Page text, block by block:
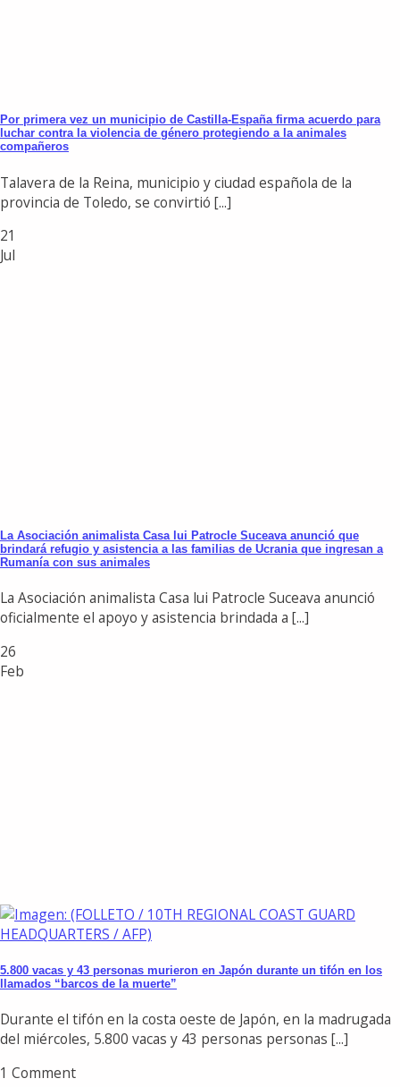
Por primera vez un municipio de Castilla-España firma acuerdo para
luchar contra la violencia de género protegiendo a la animales
compañeros
Talavera de la Reina, municipio y ciudad española de la
provincia de Toledo, se convirtió [...]
21
Jul
La Asociación animalista Casa lui Patrocle Suceava anunció que
brindará refugio y asistencia a las familias de Ucrania que ingresan a
Rumanía con sus animales
La Asociación animalista Casa lui Patrocle Suceava anunció
oficialmente el apoyo y asistencia brindada a [...]
26
Feb
5.800 vacas y 43 personas murieron en Japón durante un tifón en los
llamados “barcos de la muerte”
Durante el tifón en la costa oeste de Japón, en la madrugada
del miércoles, 5.800 vacas y 43 personas personas [...]
1 Comment